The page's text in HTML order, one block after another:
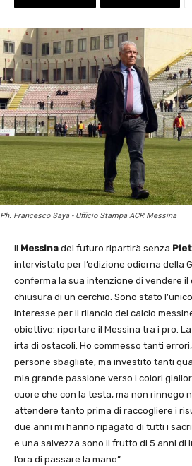
Ph. Francesco Saya - Ufficio Stampa ACR Messina
Il Messina del futuro ripartirà senza
intervistato per l’edizione odierna della
conferma la sua intenzione di vendere il
chiusura di un cerchio. Sono stato
interesse per il rilancio del calcio
obiettivo: riportare il Messina tra i pro.
irta di ostacoli. Ho commesso tanti
persone sbagliate, ma investito tanti
mia grande passione verso i colori
cuore che con la testa, ma non rinnego
attendere tanto prima di raccogliere i
due anni mi hanno ripagato di tutti i
e una salvezza sono il frutto di 5 anni di
l’ora di passare la mano”.